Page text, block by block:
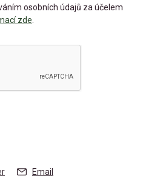
osobních údajů za účelem
zde.
Email